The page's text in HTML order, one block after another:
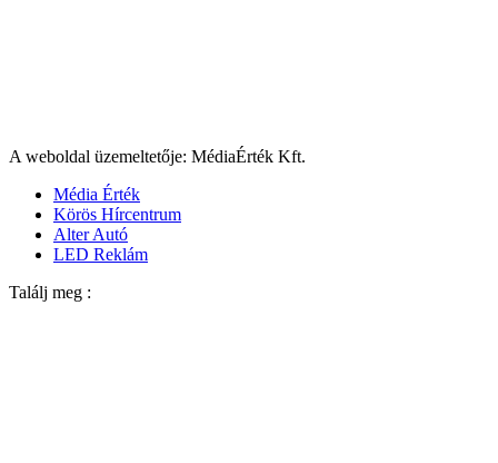
A weboldal üzemeltetője: MédiaÉrték Kft.
Média Érték
Körös Hírcentrum
Alter Autó
LED Reklám
Találj meg :